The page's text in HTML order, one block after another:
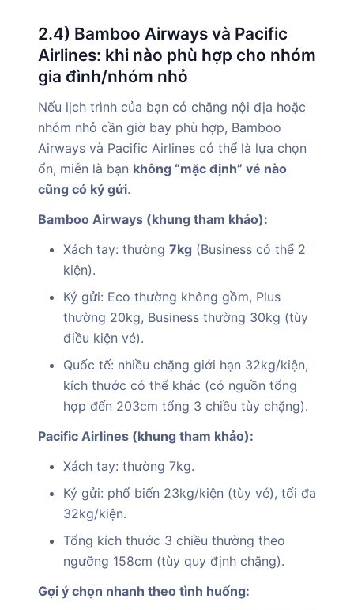
2.4) Bamboo Airways và Pacific
Airlines: khi nào phù hợp cho nhóm
gia đình/nhóm nhỏ
Nếu lịch trình của bạn có chặng nội địa hoặc
nhóm nhỏ cần giờ bay phù hợp, Bamboo
Airways và Pacific Airlines có thể là lựa chọn
ổn, miễn là bạn không “mặc định” vé nào
cũng có ký gửi.
Bamboo Airways (khung tham khảo):
Xách tay: thường 7kg (Business có thể 2
kiện).
Ký gửi: Eco thường không gồm, Plus
thường 20kg, Business thường 30kg (tùy
điều kiện vé).
Quốc tế: nhiều chặng giới hạn 32kg/kiện,
kích thước có thể khác (có nguồn tổng
hợp đến 203cm tổng 3 chiều tùy chặng).
Pacific Airlines (khung tham khảo):
Xách tay: thường 7kg.
Ký gửi: phổ biến 23kg/kiện (tùy vé), tối đa
32kg/kiện.
Tổng kích thước 3 chiều thường theo
ngưỡng 158cm (tùy quy định chặng).
Gợi ý chọn nhanh theo tình huống: